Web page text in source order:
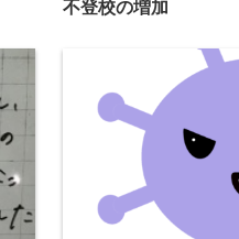
不登校の増加